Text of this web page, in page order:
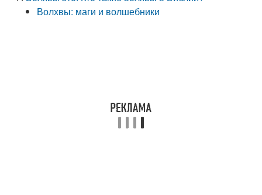
Волхвы: маги и волшебники